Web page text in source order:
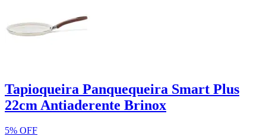
Tapioqueira Panquequeira Smart Plus
22cm Antiaderente Brinox
5% OFF